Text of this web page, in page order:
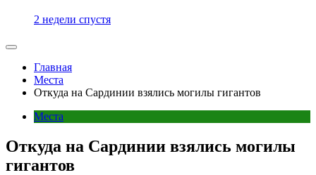
2 недели спустя
Главная
Места
Откуда на Сардинии взялись могилы гигантов
Места
Откуда на Сардинии взялись могилы
гигантов